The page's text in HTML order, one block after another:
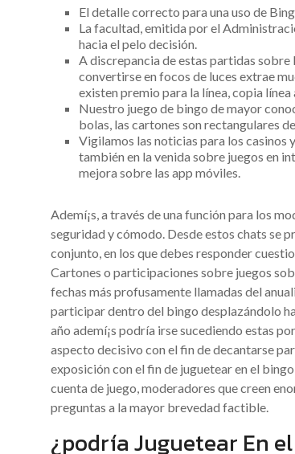
El detalle correcto para una uso de
La facultad, emitida por el
hacia el pelo decisión.
A discrepancia de estas partidas
convertirse en focos de luces extrae
existen premio para la línea, copia
Nuestro juego de bingo de mayor
bolas, las cartones son rectangulares
Vigilamos las noticias para los casinos
también en la venida sobre juegos en
mejora sobre las app móviles.
Ademí¡s, a través de una función para los
seguridad y cómodo. Desde estos chats se
conjunto, en los que debes responder
Cartones o participaciones sobre juegos
fechas más profusamente llamadas del
participar dentro del bingo desplazándolo
año ademí¡s podría irse sucediendo estas
aspecto decisivo con el fin de decantarse
exposición con el fin de juguetear en el
cuenta de juego, moderadores que creen
preguntas a la mayor brevedad factible.
¿podría Juguetear En